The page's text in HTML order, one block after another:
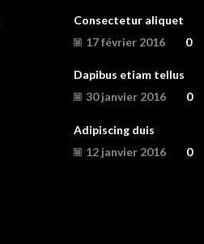
Consectetur aliquet
17 février 2016
0
Dapibus etiam tellus
30 janvier 2016
0
Adipiscing duis
12 janvier 2016
0